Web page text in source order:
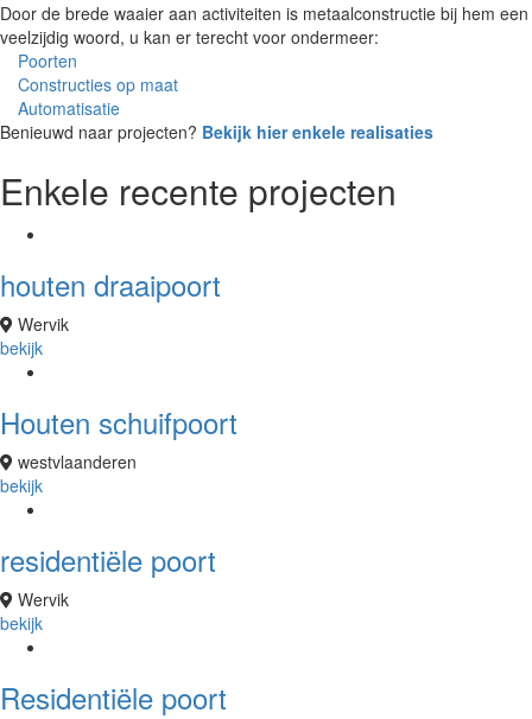
Door de brede waaier aan activiteiten is metaalconstructie bij hem een
veelzijdig woord, u kan er terecht voor ondermeer:
Poorten
Constructies op maat
Automatisatie
Benieuwd naar projecten? Bekijk hier enkele realisaties
Enkele recente projecten
houten draaipoort
Wervik
bekijk
Houten schuifpoort
westvlaanderen
bekijk
residentiële poort
Wervik
bekijk
Residentiële poort